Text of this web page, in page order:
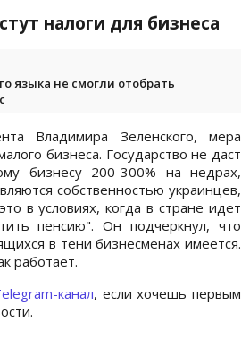
налоги для бизнеса
языка не смогли отобрать
Владимира Зеленского, мера
бизнеса. Государство не даст
бизнесу 200-300% на недрах,
собственностью украинцев,
в условиях, когда в стране идет
пенсию". Он подчеркнул, что
в тени бизнесменах имеется.
работает.
канал, если хочешь первым